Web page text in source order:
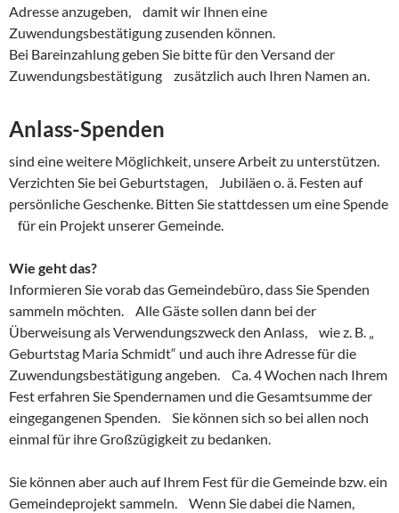
Adresse anzugeben, damit wir Ihnen eine
Zuwendungsbestätigung zusenden können.
Bei Bareinzahlung geben Sie bitte für den Versand der
Zuwendungsbestätigung zusätzlich auch Ihren Namen an.
Anlass-Spenden
sind eine weitere Möglichkeit, unsere Arbeit zu unterstützen.
Verzichten Sie bei Geburtstagen, Jubiläen o. ä. Festen auf
persönliche Geschenke. Bitten Sie stattdessen um eine Spende
für ein Projekt unserer Gemeinde.
Wie geht das?
Informieren Sie vorab das Gemeindebüro, dass Sie Spenden
sammeln möchten. Alle Gäste sollen dann bei der
Überweisung als Verwendungszweck den Anlass, wie z. B. „
Geburtstag Maria Schmidt“ und auch ihre Adresse für die
Zuwendungsbestätigung angeben. Ca. 4 Wochen nach Ihrem
Fest erfahren Sie Spendernamen und die Gesamtsumme der
eingegangenen Spenden. Sie können sich so bei allen noch
einmal für ihre Großzügigkeit zu bedanken.
Sie können aber auch auf Ihrem Fest für die Gemeinde bzw. ein
Gemeindeprojekt sammeln. Wenn Sie dabei die Namen,